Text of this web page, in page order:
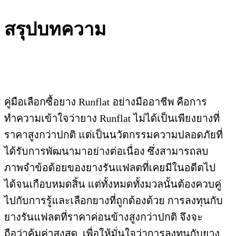
สรุปบทความ
คู่มือเลือกซื้อยาง Runflat อย่างมืออาชีพ คือการ
ทำความเข้าใจว่ายาง Runflat ไม่ได้เป็นเพียงยางที่
ราคาสูงกว่าปกติ แต่เป็นนวัตกรรมความปลอดภัยที่
ได้รับการพัฒนามาอย่างต่อเนื่อง ซึ่งสามารถลบ
ภาพจำข้อด้อยของยางรันแฟลตที่เคยมีในอดีตไป
ได้จนเกือบหมดสิ้น แต่ทั้งหมดทั้งมวลนั้นต้องควบคู่
ไปกับการรู้และเลือกยางที่ถูกต้องด้วย การลงทุนกับ
ยางรันแฟลตที่ราคาค่อนข้างสูงกว่าปกติ จึงจะ
ถือว่าคุ้มค่าสูงสุด เพื่อให้มั่นใจว่าการลงทุนกับยาง